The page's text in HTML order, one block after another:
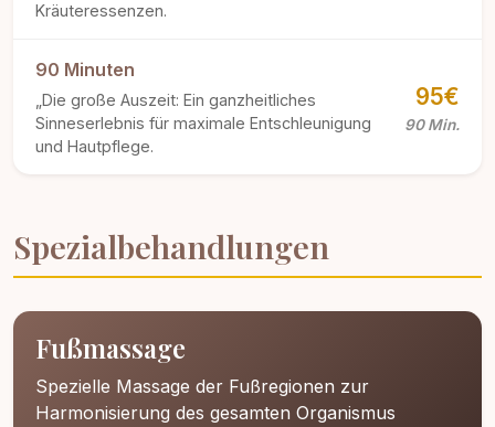
Kräuteressenzen.
90 Minuten
„Die große Auszeit: Ein ganzheitliches
Sinneserlebnis für maximale Entschleunigung
und Hautpflege.
95€
90 Min.
Spezialbehandlungen
Fußmassage
Spezielle Massage der Fußregionen zur
Harmonisierung des gesamten Organismus